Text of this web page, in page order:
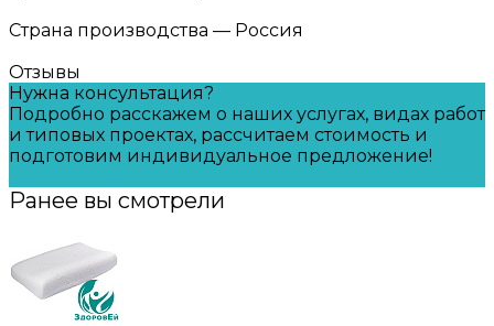
Страна производства — Россия
Отзывы
Нужна консультация?
Подробно расскажем о наших услугах, видах работ
и типовых проектах, рассчитаем стоимость и
подготовим индивидуальное предложение!
Ранее вы смотрели